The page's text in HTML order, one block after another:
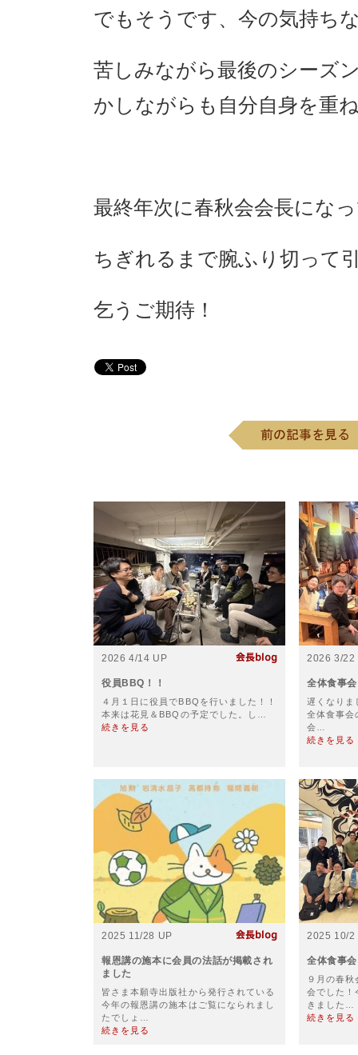
でもそうです、今の気持ち
苦しみながら最後のシーズ
かしながらも自分自身を重
最終年次に春秋会会長にな
ちぎれるまで腕ふり切って
乞うご期待！
2026 4/14 UP
役員BBQ！！
４月１日に役員でBBQを行いました！！
本来は花見＆BBQの予定でした。し…
続きを見る
2026 3/22
全体食事
遅くなりま
全体食事会
会…
続きを見る
2025 11/28 UP
報恩講の施本に会員の法話が掲載され
ました
皆さま本願寺出版社から発行されている
今年の報恩講の施本はご覧になられまし
たでしょ…
続きを見る
2025 10/2
全体食事
９月の春秋
会でした！
きました…
続きを見る